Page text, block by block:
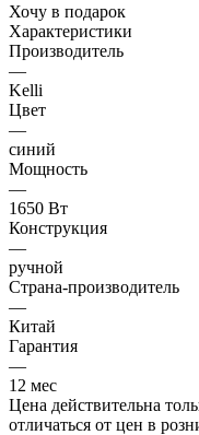
Хочу в подарок
Характеристики
Производитель
—
Kelli
Цвет
—
синий
Мощность
—
1650 Вт
Конструкция
—
ручной
Страна-производитель
—
Китай
Гарантия
—
12 мес
Цена действительна
отличаться от цен в